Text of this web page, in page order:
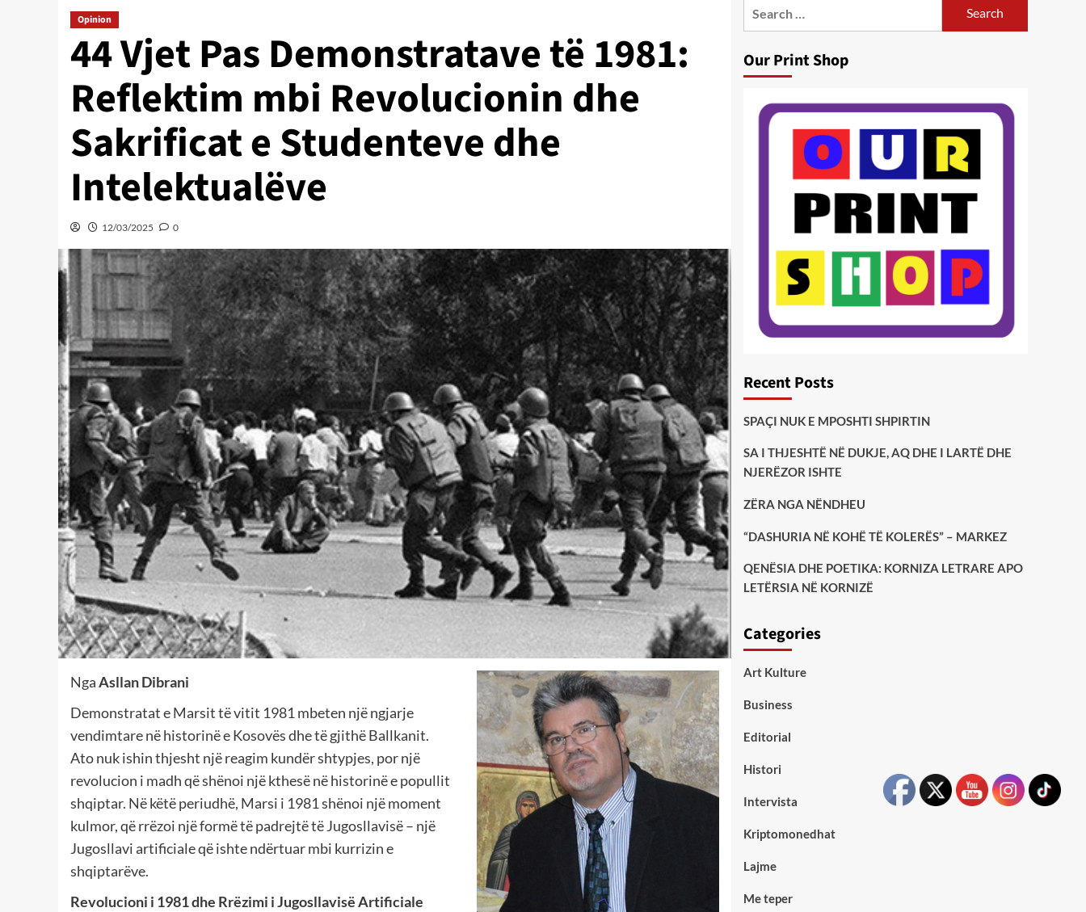
Opinion
44 Vjet Pas Demonstratave të 1981:
Reflektim mbi Revolucionin dhe
Sakrificat e Studenteve dhe
Intelektualëve
12/03/2025 0
NgaAsllan Dibrani
Demonstratat e Marsit të vitit 1981 mbeten një ngjarje
vendimtare në historinë e Kosovës dhe të gjithë Ballkanit.
Ato nuk ishin thjesht një reagim kundër shtypjes, por një
revolucion i madh që shënoi një kthesë në historinë e popullit
shqiptar. Në këtë periudhë, Marsi i 1981 shënoi një moment
kulmor, që rrëzoi një formë të padrejtë të Jugosllavisë – një
Jugosllavi artificiale që ishte ndërtuar mbi kurrizin e
shqiptarëve.
Revolucioni i 1981 dhe Rrëzimi i Jugosllavisë Artificiale
Our Print Shop
Recent Posts
SPAÇI NUK E MPOSHTI SHPIRTIN
SA I THJESHTË NË DUKJE, AQ DHE I LARTË DHE
NJERËZOR ISHTE
ZËRA NGA NËNDHEU
“DASHURIA NË KOHË TË KOLERËS” – MARKEZ
QENËSIA DHE POETIKA: KORNIZA LETRARE APO
LETËRSIA NË KORNIZË
Categories
Art Kulture
Business
Editorial
Histori
Intervista
Kriptomonedhat
Lajme
Me teper